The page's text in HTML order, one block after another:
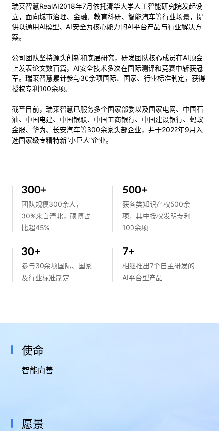
瑞莱智慧RealAI2018年7月依托清华大学人工智能研究院发起设
立，面向城市治理、金融、教育科研、智能汽车等行业场景，提
供以通用AI模型、AI安全为核心能力的AI平台产品与行业解决方
案。
公司团队坚持源头创新和底层研究，研发团队核心成员在AI顶会
上发表论文数百篇，AI安全技术多次在国际测评和竞赛中斩获冠
军。瑞莱智慧累计参与30余项国际、国家、行业标准制定，获得
授权专利100余项。
截至目前，瑞莱智慧已服务多个国家部委以及国家电网、中国石
油、中国电建、中国银联、中国工商银行、中国建设银行、蚂蚁
金服、华为、长安汽车等300余家头部企业，并于2022年9月入
选国家级专精特新“小巨人”企业。
300+
团队规模300余人，
30%来自清北，硕博占
比超45%
500+
获各类知识产权500余
项，其中授权发明专利
100余项
30+
参与30余项国际、国家
及行业标准制定
7+
相继推出7个自主研发的
AI平台型产品
使命
智能向善
愿景